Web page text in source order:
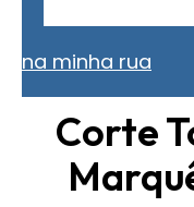
na minha rua
Corte